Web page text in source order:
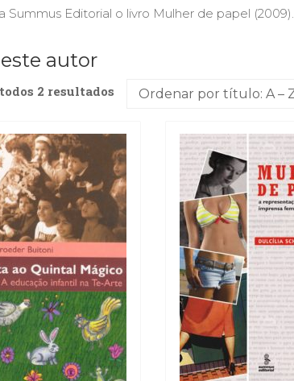
Summus Editorial o livro Mulher de papel (2009).
autor
2 resultados